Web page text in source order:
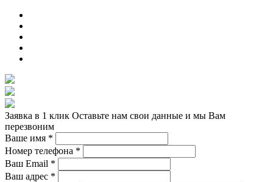
Заявка в 1 клик Оставьте нам свои данные и мы Вам
перезвоним
Ваше имя *
Номер телефона *
Ваш Email *
Ваш адрес *